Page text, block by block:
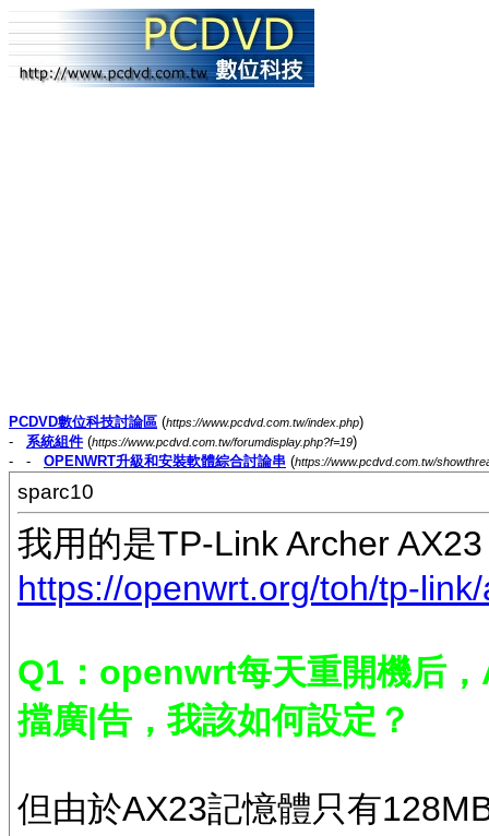
PCDVD數位科技討論區 (https://www.pcdvd.com.tw/index.php)
- 系統組件 (https://www.pcdvd.com.tw/forumdisplay.php?f=19)
- - OPENWRT升級和安裝軟體綜合討論串 (https://www.pcdvd.com.tw/
sparc10
我用的是TP-Link Archer
https://openwrt.org/toh/tp-
Q1：openwrt每天重開機后
擋廣|告，我該如何設定？
但由於AX23記憶體只有